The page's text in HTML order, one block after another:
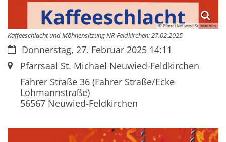
© Pfarrei Neuwied St. Matthias
Kaffeeschlacht und Möhnensitzung NR-Feldkirchen: 27.02.2025
Datum:Donnerstag, 27. Februar 2025 14:11
Ort:Pfarrsaal St. Michael Neuwied-Feldkirchen
Fahrer Straße 36 (Fahrer Straße/Ecke
Lohmannstraße)
56567 Neuwied-Feldkirchen